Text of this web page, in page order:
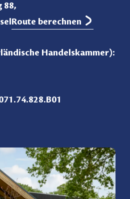
88,
Route berechnen
Handelskammer):